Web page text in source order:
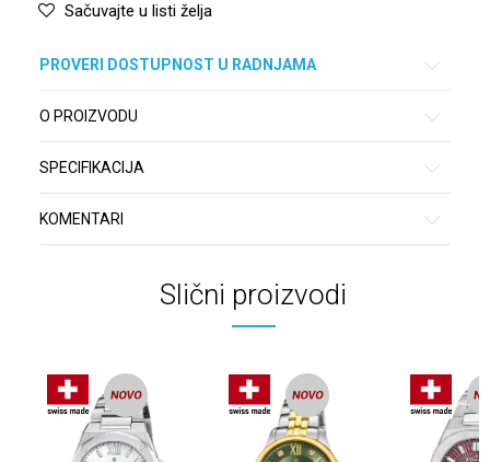
Sačuvajte u listi želja
PROVERI DOSTUPNOST U RADNJAMA
O PROIZVODU
SPECIFIKACIJA
KOMENTARI
Slični proizvodi